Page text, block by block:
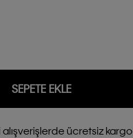
SEPETE EKLE
ücretsiz kargo